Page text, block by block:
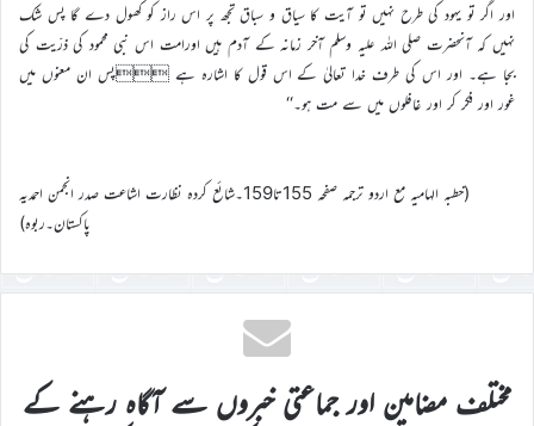
اور اگر تو یہود کی طرح نہیں تو آیت کا سیاق و سباق تجھ پر اس راز کو کھول دے گا پس شک
نہیں کہ آنحضرت صلی اللہ علیہ وسلم آخر زمانہ کے آدم ہیں اورامت اس نبی محمود کی ذرّیت کی
بجا ہے۔ اور اس کی طرف خدا تعالیٰ کے اس قول کا اشارہ ہے پس ان معنوں میں
غور اور فکر کر اور غافلوں میں سے مت ہو۔‘‘
(خطبہ الہامیہ مع اردو ترجمہ صفحہ 155تا159۔شائع کردہ نظارت اشاعت صدر انجمن احمدیہ
پاکستان۔ربوہ)
مختلف مضامین اور جماعتی خبروں سے آگاہ رہنے کے